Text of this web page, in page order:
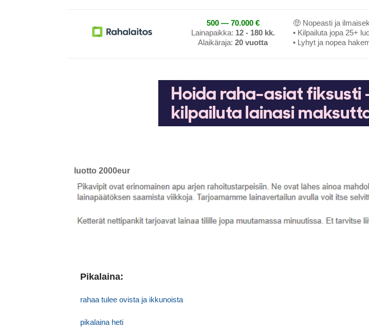
500 — 70.000 €
Lainapaikka: 12 - 180 kk.
Alaikäraja: 20 vuotta
🤑 Nopeasti ja
• Kilpailuta jopa 25+
• Lyhyt ja nopea
luotto 2000eur
Pikalaina:
rahaa tulee ovista ja ikkunoista
pikalaina heti